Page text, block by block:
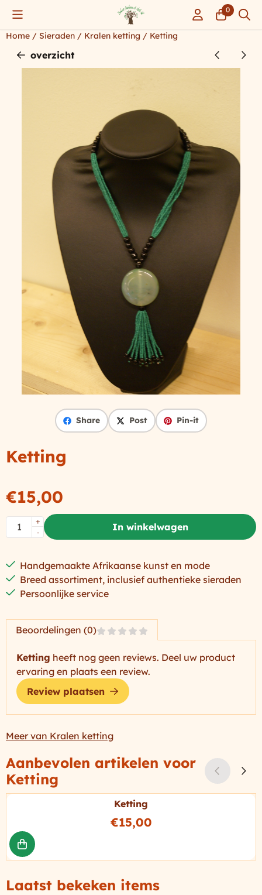
Cookievoorkeuren zijn momenteel gesloten. 0
Home / Sieraden / Kralen ketting / Ketting
overzicht
Share Post Pin-it
Ketting
€15,00
Aantal
+
-
In winkelwagen
Handgemaakte Afrikaanse kunst en mode
Breed assortiment, inclusief authentieke sieraden
Persoonlijke service
Beoordelingen (0)
Ketting heeft nog geen reviews. Deel uw product
ervaring en plaats een review.
Review plaatsen
Meer van Kralen ketting
Aanbevolen artikelen voor
Ketting
Ketting
Prijs: 15,00
€15,00
Laatst bekeken items